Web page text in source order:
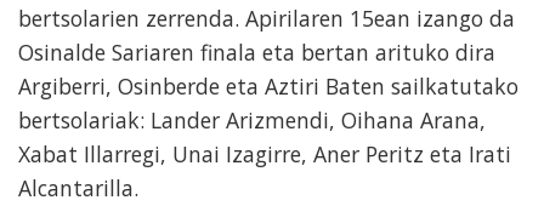
bertsolarien zerrenda. Apirilaren 15ean izango da
Osinalde Sariaren finala eta bertan arituko dira
Argiberri, Osinberde eta Aztiri Baten sailkatutako
bertsolariak: Lander Arizmendi, Oihana Arana,
Xabat Illarregi, Unai Izagirre, Aner Peritz eta Irati
Alcantarilla.